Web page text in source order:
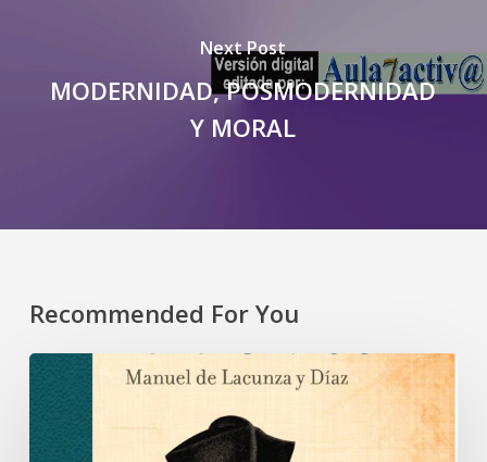
Next Post
MODERNIDAD, POSMODERNIDAD
Y MORAL
Recommended For You